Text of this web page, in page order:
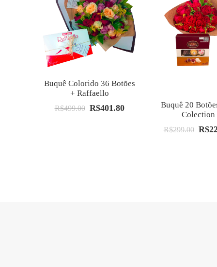
Buquê Colorido 36 Botões
+ Raffaello
R$499.00 O
R$401.80O
Buquê 20
Colection
R$299.00 O
R$